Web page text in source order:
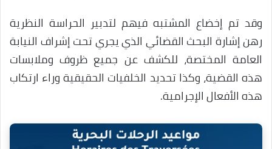
وقد تم إخضاع المشتبه فيهم لتدبير الحراسة النظرية
رهن إشارة البحث القضائي الذي يجري تحت إشراف النيابة
العامة المختصة، للكشف عن جميع ظروف وملابسات
هذه القضية، وكذا تحديد الخلفيات الحقيقية وراء ارتكاب
هذه الأفعال الإجرامية.